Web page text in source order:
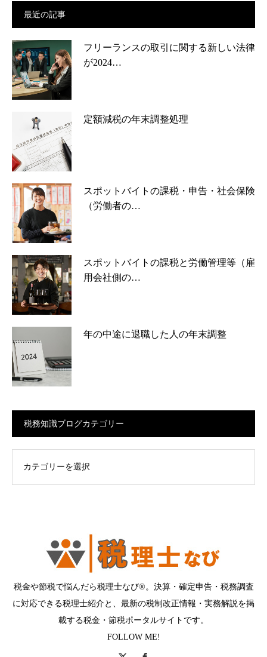
最近の記事
フリーランスの取引に関する新しい法律
が2024…
定額減税の年末調整処理
スポットバイトの課税・申告・社会保険
（労働者の…
スポットバイトの課税と労働管理等（雇
用会社側の…
年の中途に退職した人の年末調整
税務知識ブログカテゴリー
税金や節税で悩んだら税理士なび®。決算・確定申告・税務調査
に対応できる税理士紹介と、最新の税制改正情報・実務解説を掲
載する税金・節税ポータルサイトです。
FOLLOW ME!